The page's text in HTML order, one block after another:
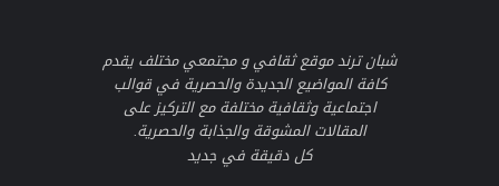
شبان ترند موقع ثقافي و مجتمعي مختلف يقدم
كافة المواضيع الجديدة والحصرية في قوالب
اجتماعية وثقافية مختلفة مع التركيز على
المقالات المشوقة والجذابة والحصرية.
كل دقيقة في جديد